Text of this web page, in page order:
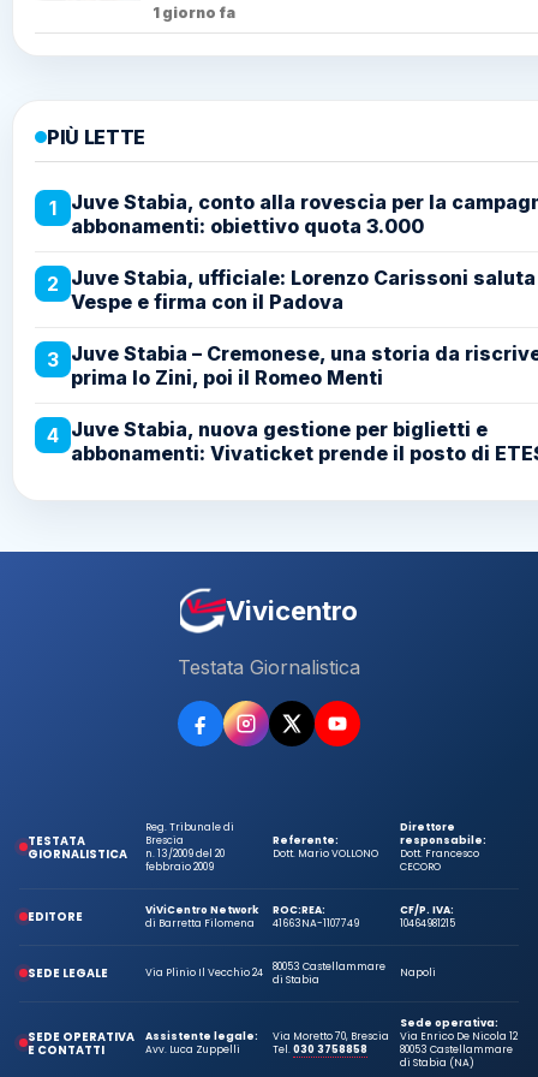
1 giorno fa
PIÙ LETTE
1
Juve Stabia, conto alla rovescia per la
abbonamenti: obiettivo quota 3.000
2 Juve Stabia, ufficiale: Lorenzo Carissoni
Vespe e firma con il Padova
3 Juve Stabia – Cremonese, una storia da
prima lo Zini, poi il Romeo Menti
4 Juve Stabia, nuova gestione per biglietti e
abbonamenti: Vivaticket prende il posto di
Vivicentro
Testata Giornalistica
TESTATA
GIORNALISTICA
Reg. Tribunale di
Brescia
n. 13/2009 del 20
febbraio 2009
Referente:
Dott. Mario VOLLONO
Direttore
responsabile:
Dott. Francesco
CECORO
EDITORE
ViViCentro Network
di Barretta Filomena
ROC:
41663
REA:
NA-1107749
CF/P. IVA:
10464981215
SEDE LEGALE Via Plinio Il Vecchio 24
80053 Castellammare
di Stabia
Napoli
SEDE OPERATIVA
E CONTATTI
Assistente legale:
Avv. Luca Zuppelli
Via Moretto 70, Brescia
Tel.030 3758858
Sede operativa:
Via Enrico De Nicola 12
80053 Castellammare
di Stabia (NA)